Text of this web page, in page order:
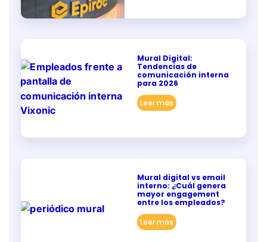
Mural Digital:
Tendencias de
comunicación interna
para 2026
Leer más
Mural digital vs email
interno: ¿Cuál genera
mayor engagement
entre los empleados?
Leer más